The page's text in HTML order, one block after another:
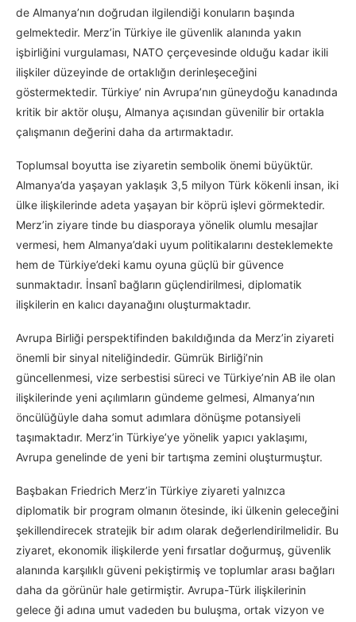
de Almanya’nın doğrudan ilgilendiği konuların başında
gelmektedir. Merz’in Türkiye ile güvenlik alanında yakın
işbirliğini vurgulaması, NATO çerçevesinde olduğu kadar ikili
ilişkiler düzeyinde de ortaklığın derinleşeceğini
göstermektedir. Türkiye’ nin Avrupa’nın güneydoğu kanadında
kritik bir aktör oluşu, Almanya açısından güvenilir bir ortakla
çalışmanın değerini daha da artırmaktadır.
Toplumsal boyutta ise ziyaretin sembolik önemi büyüktür.
Almanya’da yaşayan yaklaşık 3,5 milyon Türk kökenli insan, iki
ülke ilişkilerinde adeta yaşayan bir köprü işlevi görmektedir.
Merz’in ziyare tinde bu diasporaya yönelik olumlu mesajlar
vermesi, hem Almanya’daki uyum politikalarını desteklemekte
hem de Türkiye’deki kamu oyuna güçlü bir güvence
sunmaktadır. İnsanî bağların güçlendirilmesi, diplomatik
ilişkilerin en kalıcı dayanağını oluşturmaktadır.
Avrupa Birliği perspektifinden bakıldığında da Merz’in ziyareti
önemli bir sinyal niteliğindedir. Gümrük Birliği’nin
güncellenmesi, vize serbestisi süreci ve Türkiye’nin AB ile olan
ilişkilerinde yeni açılımların gündeme gelmesi, Almanya’nın
öncülüğüyle daha somut adımlara dönüşme potansiyeli
taşımaktadır. Merz’in Türkiye’ye yönelik yapıcı yaklaşımı,
Avrupa genelinde de yeni bir tartışma zemini oluşturmuştur.
Başbakan Friedrich Merz’in Türkiye ziyareti yalnızca
diplomatik bir program olmanın ötesinde, iki ülkenin geleceğini
şekillendirecek stratejik bir adım olarak değerlendirilmelidir. Bu
ziyaret, ekonomik ilişkilerde yeni fırsatlar doğurmuş, güvenlik
alanında karşılıklı güveni pekiştirmiş ve toplumlar arası bağları
daha da görünür hale getirmiştir. Avrupa-Türk ilişkilerinin
gelece ği adına umut vadeden bu buluşma, ortak vizyon ve